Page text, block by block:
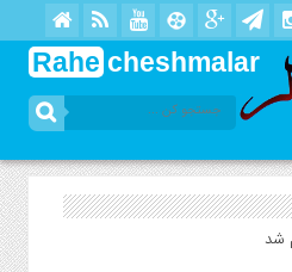
Rahe cheshmalar
شد